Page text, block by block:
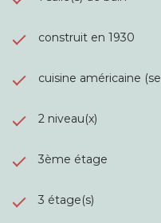
construit en 1930
cuisine américaine
2 niveau(x)
3ème étage
3 étage(s)